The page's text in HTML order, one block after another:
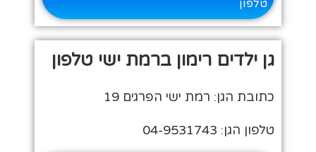
טלפון
גן ילדים רימון ברמת ישי טלפון
כתובת הגן: רמת ישי הפרגים 19
טלפון הגן: 04-9531743